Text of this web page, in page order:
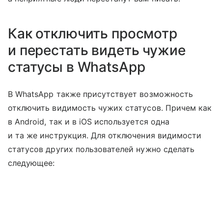
Как отключить просмотр
и перестать видеть чужие
статусы в WhatsApp
В WhatsApp также присутствует возможность
отключить видимость чужих статусов. Причем как
в Android, так и в iOS используется одна
и та же инструкция. Для отключения видимости
статусов других пользователей нужно сделать
следующее: